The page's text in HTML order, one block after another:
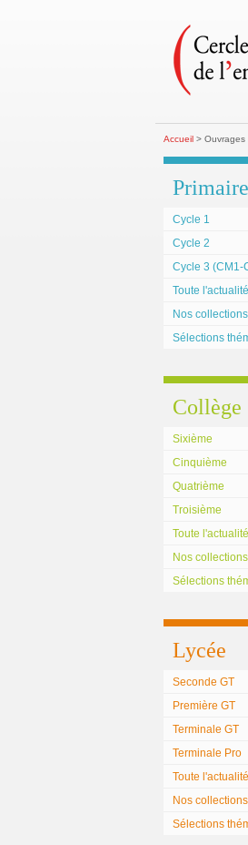
Accueil> Ouvrages
Primaire
Cycle 1
Cycle 2
Cycle 3 (CM1-
Toute l'actualité
Nos collections
Sélections
Collège
Sixième
Cinquième
Quatrième
Troisième
Toute l'actualité
Nos collections
Sélections
Lycée
Seconde GT
Première GT
Terminale GT
Terminale Pro
Toute l'actualité
Nos collections
Sélections